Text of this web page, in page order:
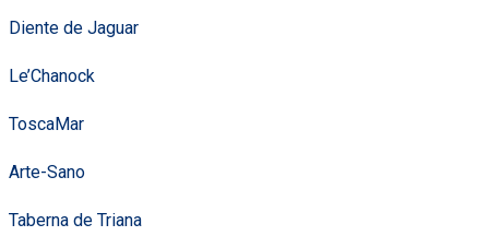
Diente de Jaguar
Le’Chanock
ToscaMar
Arte-Sano
Taberna de Triana